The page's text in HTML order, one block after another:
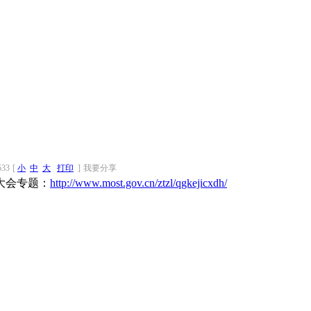
[ 小 中 大 打印 ] 我要分享
专题： http://www.most.gov.cn/ztzl/qgkejicxdh/